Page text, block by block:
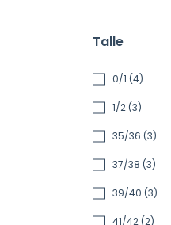
Talle
0/1 (4)
1/2 (3)
35/36 (3)
37/38 (3)
39/40 (3)
41/42 (2)